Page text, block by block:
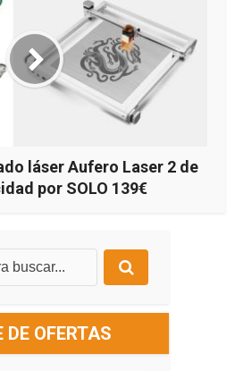
láser Aufero Laser 2 de
por SOLO 139€
DE OFERTAS